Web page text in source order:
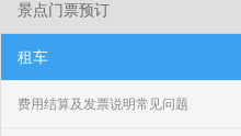
景点门票预订
租车
费用结算及发票说明常见问题